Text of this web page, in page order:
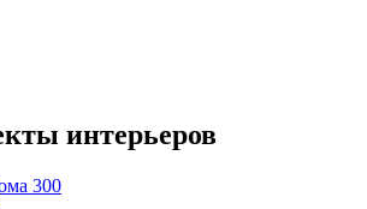
интерьеров